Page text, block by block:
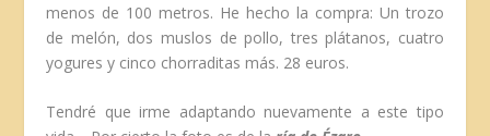
menos de 100 metros. He hecho la compra: Un trozo
de melón, dos muslos de pollo, tres plátanos, cuatro
yogures y cinco chorraditas más. 28 euros.
Tendré que irme adaptando nuevamente a este tipo